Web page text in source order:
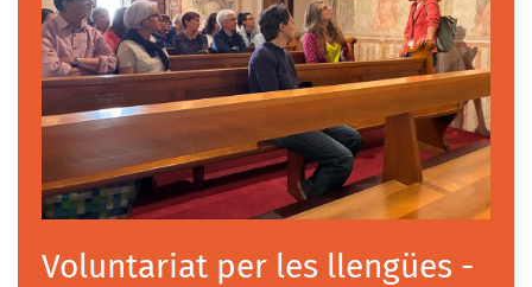
Voluntariat per les llengües -